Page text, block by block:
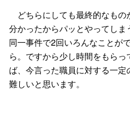
どちらにしても最終的なもの
分かったからパッとやってしま
同一事件で2回いろんなことが
ら。ですから少し時間をもら
ば、今言った職員に対する一
難しいと思います。